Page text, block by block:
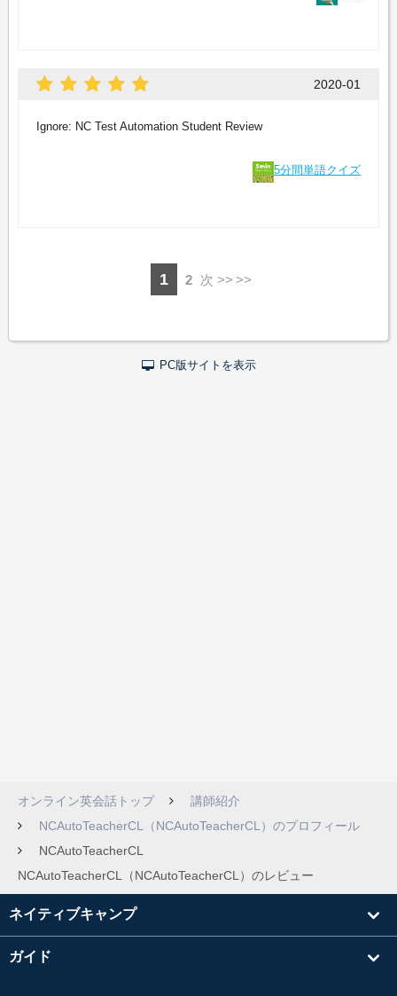
2020-01
Ignore: NC Test Automation Student Review
5分間単語クイズ
1 2 次 >>
PC版サイトを表示
オンライン英会話トップ
講師紹介
NCAutoTeacherCL（NCAutoTeacherCL）のプロフィール
NCAutoTeacherCL
NCAutoTeacherCL（NCAutoTeacherCL）のレビュー
ネイティブキャンプ
ガイド